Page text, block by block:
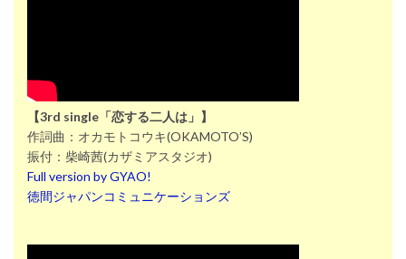
【3rd single「恋する二人は」】
作詞曲：オカモトコウキ(OKAMOTO’S)
振付：柴崎茜(カザミアスタジオ)
Full version by GYAO!
徳間ジャパンコミュニケーションズ